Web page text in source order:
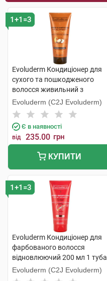
1+1=3
Evoluderm Кондиціонер для
сухого та пошкодженого
волосся живильний з
аргановою олією 200 мл 1
туба
Evoluderm (C2J Evoluderm)
Є в наявності
від 235.00 грн
КУПИТИ
1+1=3
Evoluderm Кондиціонер для
фарбованого волосся
відновлюючий 200 мл 1 туба
Evoluderm (C2J Evoluderm)